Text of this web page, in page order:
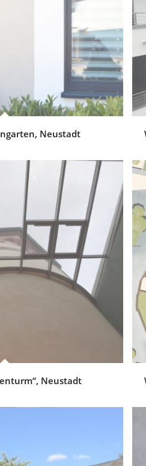
Neustadt
Neustadt